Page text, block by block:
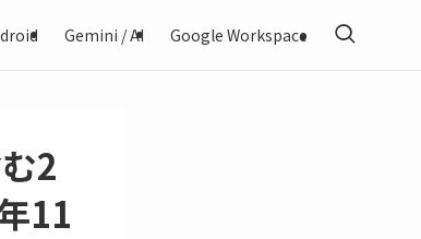
Gemini / AI Google Workspace
2
11